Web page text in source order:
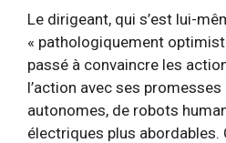
Le dirigeant, qui s’est lui-
« pathologiquement
passé à convaincre les
l’action avec ses
autonomes, de robots
électriques plus abordables.